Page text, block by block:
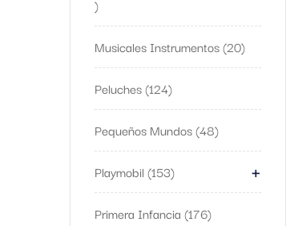
Musicales Instrumentos 20
Peluches 124
Pequeños Mundos 48
Playmobil 153 +
Primera Infancia 176